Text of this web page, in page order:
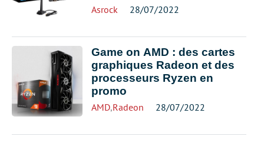
Asrock 28/07/2022
Game on AMD : des cartes
graphiques Radeon et des
processeurs Ryzen en
promo
AMD,Radeon 28/07/2022